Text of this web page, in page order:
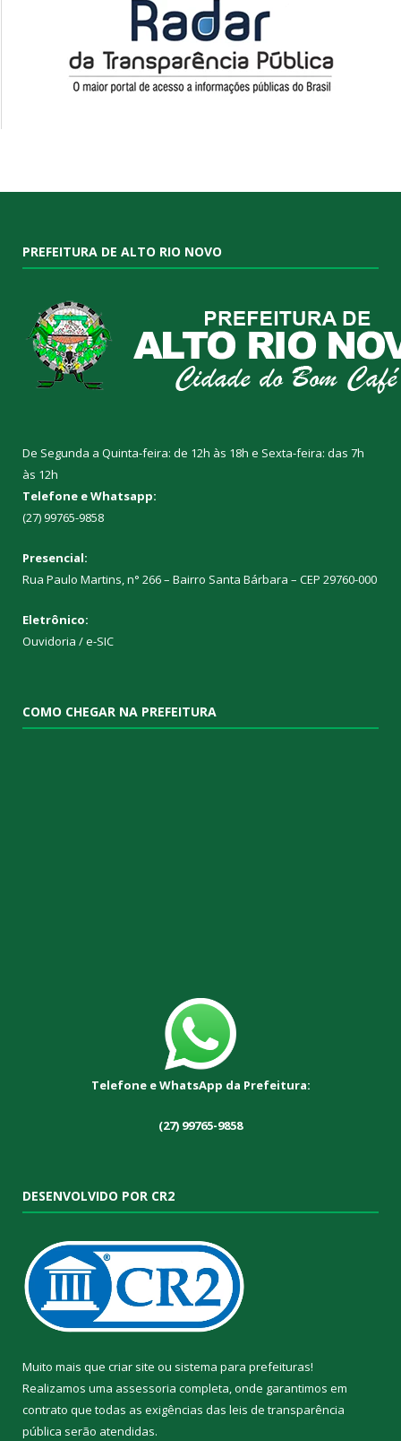
PREFEITURA DE ALTO RIO NOVO
De Segunda a Quinta-feira: de 12h às 18h e Sexta-feira: das 7h
às 12h
Telefone e Whatsapp:
(27) 99765-9858
Presencial:
Rua Paulo Martins, n° 266 – Bairro Santa Bárbara – CEP 29760-000
Eletrônico:
Ouvidoria /e-SIC
COMO CHEGAR NA PREFEITURA
Telefone e WhatsApp da Prefeitura:
(27) 99765-9858
DESENVOLVIDO POR CR2
Muito mais que criar site ou sistema para prefeituras!
Realizamos uma assessoria completa, onde garantimos em
contrato que todas as exigências das leis de transparência
pública serão atendidas.